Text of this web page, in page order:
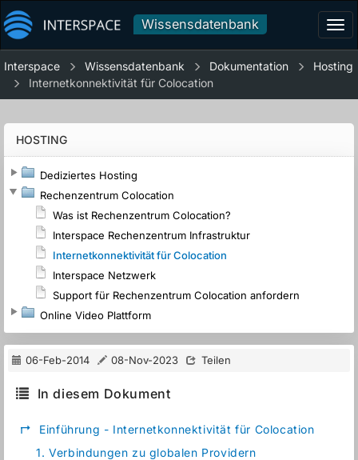
Wissensdatenbank
Interspace Wissensdatenbank Dokumentation
Hosting
Internetkonnektivität für Colocation
HOSTING
Dediziertes Hosting
Rechenzentrum Colocation
Was ist Rechenzentrum Colocation?
Interspace Rechenzentrum Infrastruktur
Internetkonnektivität für Colocation
Interspace Netzwerk
Support für Rechenzentrum Colocation anfordern
Online Video Plattform
06-Feb-2014 08-Nov-2023 Teilen
In diesem Dokument
↱
Einführung - Internetkonnektivität für Colocation
1. Verbindungen zu globalen Providern